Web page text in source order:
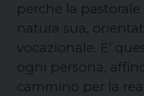
perché la
natura sua,
vocazionale. E’
ogni persona,
cammino per la